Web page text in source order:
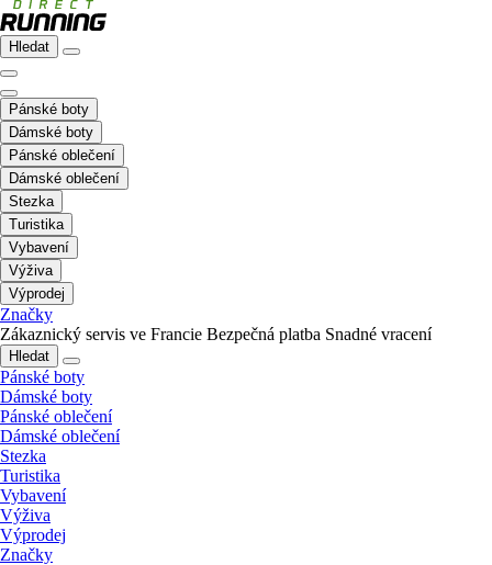
Hledat
Pánské boty
Dámské boty
Pánské oblečení
Dámské oblečení
Stezka
Turistika
Vybavení
Výživa
Výprodej
Značky
Zákaznický servis ve Francie Bezpečná platba Snadné vracení
Hledat
Pánské boty
Dámské boty
Pánské oblečení
Dámské oblečení
Stezka
Turistika
Vybavení
Výživa
Výprodej
Značky